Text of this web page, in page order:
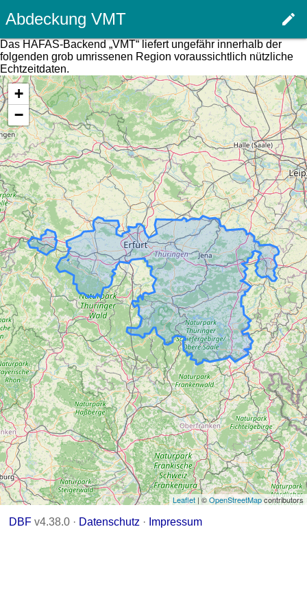
Abdeckung VMT edit
Das HAFAS-Backend „VMT“ liefert ungefähr innerhalb der
folgenden grob umrissenen Region voraussichtlich nützliche
Echtzeitdaten.
+
−
Leaflet | ©OpenStreetMapcontributors
DBF v4.38.0 · Datenschutz · Impressum